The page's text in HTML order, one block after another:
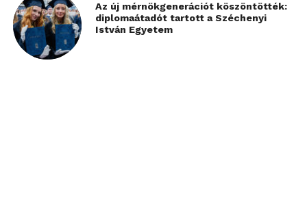
Az új mérnökgenerációt köszöntötték:
diplomaátadót tartott a Széchenyi
István Egyetem